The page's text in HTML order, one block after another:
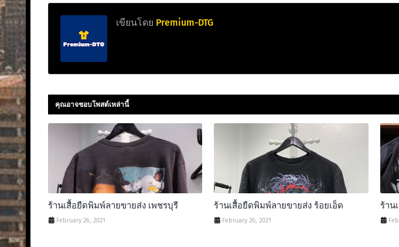
เขียนโดย Premium-DTG
คุณอาจชอบโพสต์เหล่านี้
ร้านเสื้อยืดพิมพ์ลายขายส่ง เพชรบุรี
February 26, 2021
ร้านเสื้อยืดพิมพ์ลายขายส่ง ร้อยเอ็ด
February 26, 2021
ร้าน